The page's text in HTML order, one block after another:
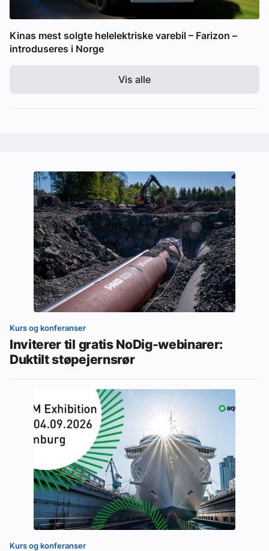
Kinas mest solgte helelektriske varebil – Farizon –
introduseres i Norge
Vis alle
Kurs og konferanser
Inviterer til gratis NoDig-webinarer:
Duktilt støpejernsrør
Kurs og konferanser